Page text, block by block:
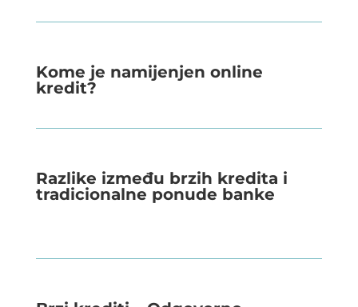
Kome je namijenjen online
kredit?
Razlike između brzih kredita i
tradicionalne ponude banke